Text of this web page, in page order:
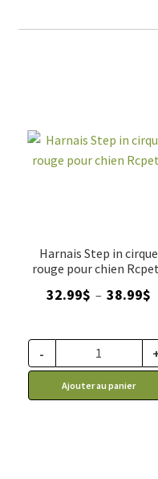
Harnais Step in cirque
rouge pour chien
32.99$ – 38.99$
à
- +
Ajouter au panier